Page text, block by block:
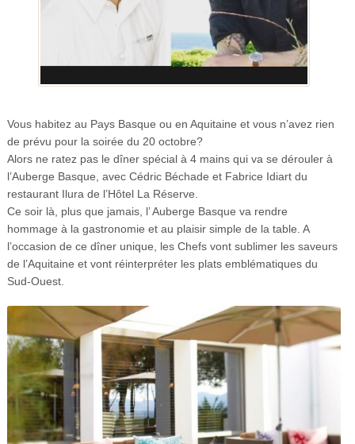
Vous habitez au Pays Basque ou en Aquitaine et vous n’avez rien
de prévu pour la soirée du 20 octobre?
Alors ne ratez pas le dîner spécial à 4 mains qui va se dérouler à
l’Auberge Basque, avec Cédric Béchade et Fabrice Idiart du
restaurant Ilura de l’Hôtel La Réserve.
Ce soir là, plus que jamais, l’ Auberge Basque va rendre
hommage à la gastronomie et au plaisir simple de la table. A
l’occasion de ce dîner unique, les Chefs vont sublimer les saveurs
de l’Aquitaine et vont réinterpréter les plats emblématiques du
Sud-Ouest.